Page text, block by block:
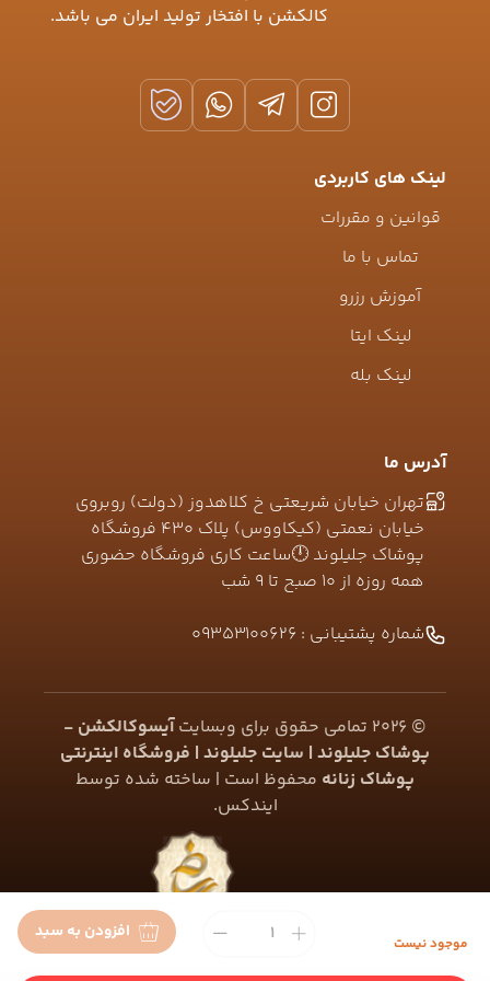
موجود نیست
افزودن به سبد
کالکشن با افتخار تولید ایران می باشد.
لینک های کاربردی
قوانین و مقررات
تماس با ما
آموزش رزرو
لینک ایتا
لینک بله
آدرس ما
تهران خیابان شریعتی خ کلاهدوز (دولت) روبروی
خیابان نعمتی (کیکاووس) پلاک ۴۳۰ فروشگاه
پوشاک جلیلوند 🕛ساعت کاری فروشگاه حضوری
همه روزه از ۱۰ صبح تا ۹ شب
شماره پشتیبانی : 09353100626
©
2026 تمامی حقوق برای وبسایتآیسوکالکشن -
پوشاک جلیلوند | سایت جلیلوند | فروشگاه اینترنتی
پوشاک زنانه محفوظ است | ساخته شده توسط
ایندکس.